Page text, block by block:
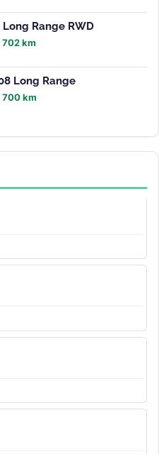
Range RWD
702 km
Long Range
700 km